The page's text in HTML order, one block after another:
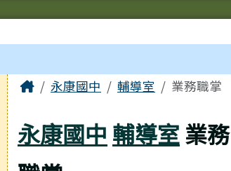
主內容區域
Home永康國中 輔導室 業務職掌
永康國中 輔導室業務